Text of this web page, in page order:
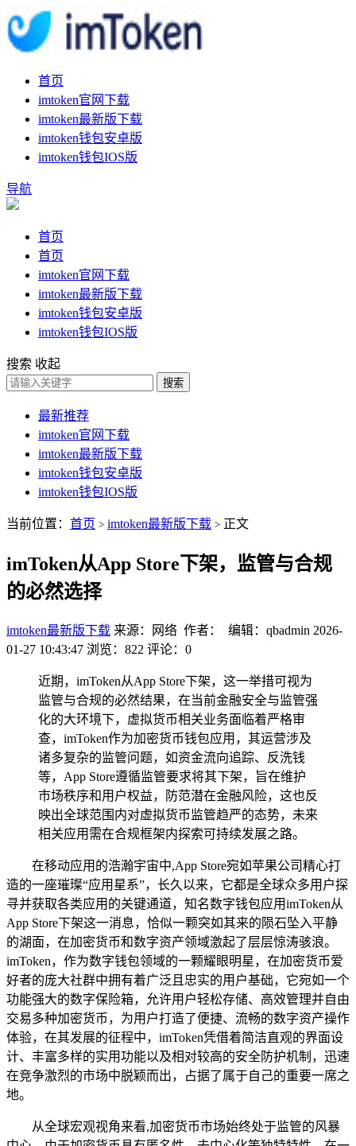
首页
imtoken官网下载
imtoken最新版下载
imtoken钱包安卓版
imtoken钱包IOS版
导航
首页
首页
imtoken官网下载
imtoken最新版下载
imtoken钱包安卓版
imtoken钱包IOS版
搜索 收起
搜索
最新推荐
imtoken官网下载
imtoken最新版下载
imtoken钱包安卓版
imtoken钱包IOS版
当前位置： 首页 > imtoken最新版下载 > 正文
imToken从App Store下架，监管与合规
的必然选择
imtoken最新版下载 来源：网络 作者： 编辑：qbadmin 2026-
01-27 10:43:47 浏览：822 评论：0
近期，imToken从App Store下架，这一举措可视为
监管与合规的必然结果，在当前金融安全与监管强
化的大环境下，虚拟货币相关业务面临着严格审
查，imToken作为加密货币钱包应用，其运营涉及
诸多复杂的监管问题，如资金流向追踪、反洗钱
等，App Store遵循监管要求将其下架，旨在维护
市场秩序和用户权益，防范潜在金融风险，这也反
映出全球范围内对虚拟货币监管趋严的态势，未来
相关应用需在合规框架内探索可持续发展之路。
在移动应用的浩瀚宇宙中,App Store宛如苹果公司精心打
造的一座璀璨“应用星系”，长久以来，它都是全球众多用户探
寻并获取各类应用的关键通道，知名数字钱包应用imToken从
App Store下架这一消息，恰似一颗突如其来的陨石坠入平静
的湖面，在加密货币和数字资产领域激起了层层惊涛骇浪。
imToken，作为数字钱包领域的一颗耀眼明星，在加密货币爱
好者的庞大社群中拥有着广泛且忠实的用户基础，它宛如一个
功能强大的数字保险箱，允许用户轻松存储、高效管理并自由
交易多种加密货币，为用户打造了便捷、流畅的数字资产操作
体验，在其发展的征程中，imToken凭借着简洁直观的界面设
计、丰富多样的实用功能以及相对较高的安全防护机制，迅速
在竞争激烈的市场中脱颖而出，占据了属于自己的重要一席之
地。
从全球宏观视角来看,加密货币市场始终处于监管的风暴